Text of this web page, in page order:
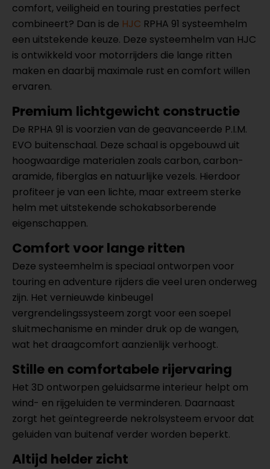
comfort, veiligheid en touring prestaties perfect
combineert? Dan is de HJC RPHA 91 systeemhelm
een uitstekende keuze. Deze systeemhelm van HJC
is ontwikkeld voor motorrijders die lange ritten
maken en daarbij maximale rust en comfort willen
ervaren.
Premium lichtgewicht constructie
De RPHA 91 is voorzien van de geavanceerde P.I.M.
EVO buitenschaal. Deze schaal is opgebouwd uit
hoogwaardige materialen zoals carbon, carbon-
aramide, fiberglas en natuurlijke vezels. Hierdoor
profiteer je van een lichte, maar extreem sterke
helm met uitstekende schokabsorberende
eigenschappen.
Comfort voor lange ritten
Deze systeemhelm is speciaal ontworpen voor
touring en adventure rijders die veel uren onderweg
zijn. Het vernieuwde kinbeugel
vergrendelingssysteem zorgt voor een soepel
sluitmechanisme en minder druk op de wangen,
wat het draagcomfort aanzienlijk verhoogt.
Stille en comfortabele rijervaring
Het 3D ontworpen geluidsarme interieur helpt om
wind- en rijgeluiden te verminderen. Daarnaast
zorgt het geïntegreerde nekrolsysteem ervoor dat
geluiden van buitenaf verder worden beperkt.
Altijd helder zicht